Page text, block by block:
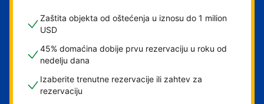
Zaštita objekta od oštećenja u iznosu do 1 milion
USD
45% domaćina dobije prvu rezervaciju u roku od
nedelju dana
Izaberite trenutne rezervacije ili zahtev za
rezervaciju